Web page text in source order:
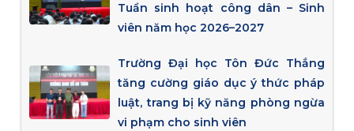
Tuần sinh hoạt công dân – Sinh
viên năm học 2026–2027
Trường Đại học Tôn Đức Thắng
tăng cường giáo dục ý thức pháp
luật, trang bị kỹ năng phòng ngừa
vi phạm cho sinh viên